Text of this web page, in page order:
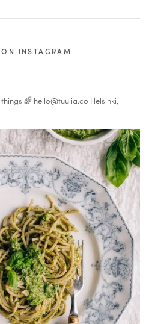
INSTAGRAM
🌈 hello@tuulia.co Helsinki,